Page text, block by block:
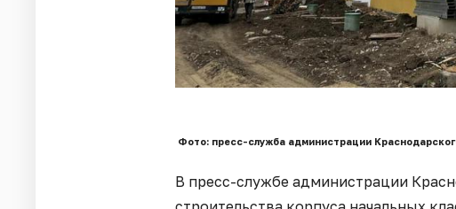
Фото: пресс-служба администрации
В пресс-службе администрации